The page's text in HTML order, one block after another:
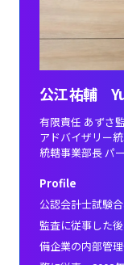
公江 祐輔
有限責任 あずさ
アドバイザリー
統轄事業部長 パ
Profile
公認会計士試験
監査に従事した
備企業の内部管